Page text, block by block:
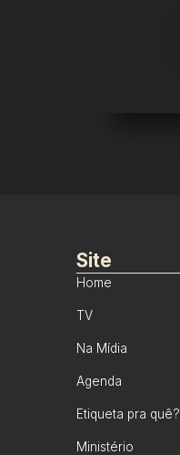
Site
Home
TV
Na Mídia
Agenda
Etiqueta pra quê?
Ministério